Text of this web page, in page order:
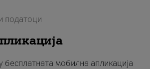
податоци
бесплатната мобилна апликација